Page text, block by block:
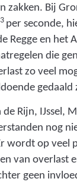
zakken. Bij
3 per seconde,
Regge en het
die
zo veel
gedaald
Rijn, IJssel,
nog
wordt op veel
van overlast
geen